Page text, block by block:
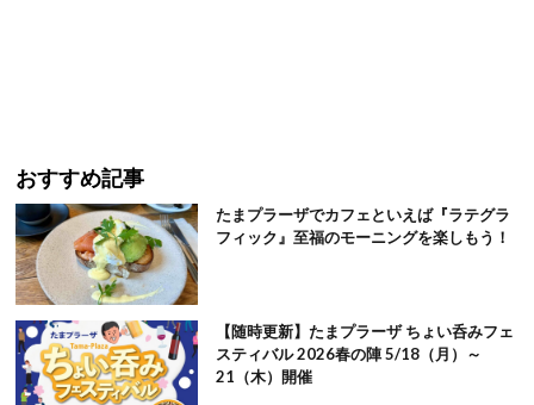
おすすめ記事
たまプラーザでカフェといえば『ラテグラ
フィック』至福のモーニングを楽しもう！
【随時更新】たまプラーザ ちょい呑みフェ
スティバル 2026春の陣 5/18（月）～
21（木）開催